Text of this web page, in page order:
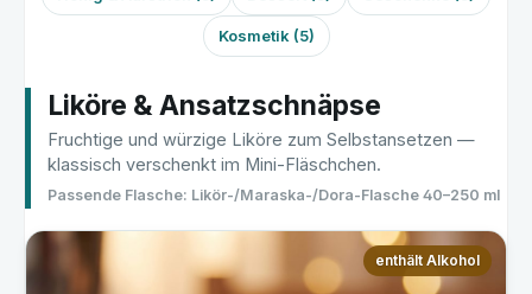
Kosmetik (5)
Liköre & Ansatzschnäpse
Fruchtige und würzige Liköre zum Selbstansetzen —
klassisch verschenkt im Mini-Fläschchen.
Passende Flasche: Likör-/Maraska-/Dora-Flasche 40–250 ml
enthält Alkohol